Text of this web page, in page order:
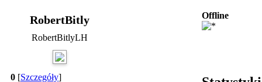
RobertBitly
RobertBitlyLH
0 [Szczegóły]
Offline